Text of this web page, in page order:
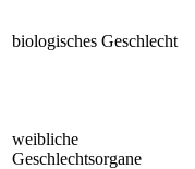
biologisches Geschlecht
weibliche
Geschlechtsorgane